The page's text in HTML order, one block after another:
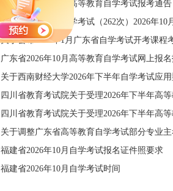
宁夏2026年下半年高等教育自学考试报考通告
广东省2026年10月高等教育自学考试网上报
福建省2026年10月自学考试报名证件照要求
福建省2026年10月自学考试时间